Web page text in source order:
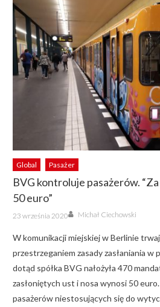
Global Pasażer
BVG kontroluje pasażerów.
50 euro”
Posted
on
23 września 2020 Author
Michał Ciechowski
W komunikacji miejskiej w Berlinie
przestrzeganiem zasady zasłaniania w
dotąd spółka BVG nałożyła 470
zasłoniętych ust i nosa wynosi 50
pasażerów niestosujących się do